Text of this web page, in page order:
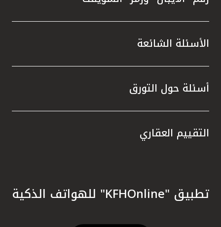
الأسئلة الشائعة
أسئلة حول التورق
التقييم العقاري
تطبيق "KFHOnline" للهواتف الذكية